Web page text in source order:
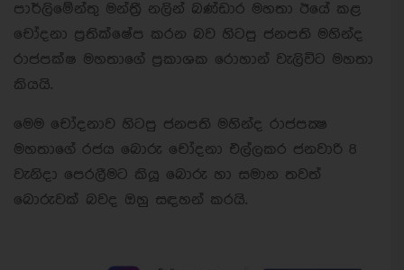
පාර්ලිමේන්තු මන්ත‍්‍රී නලින් බණ්ඩාර මහතා ඊයේ කළ
චෝදනා ප්‍රතික්ෂේප කරන බව හිටපු ජනපති මහින්ද
රාජපක්ෂ මහතාගේ ප්‍රකාශක රොහාන් වැලිවිට මහතා
කියයි.
මෙම චෝදනාව හිටපු ජනපති මහින්ද රාජපක්‍ෂ
මහතාගේ රජය බොරු චෝදනා එල්ලකර ජනවාරි 8
වැනිදා පෙරලීමට කියූ බොරු හා සමාන තවත්
බොරුවක් බවද ඔහු සඳහන් කරයි.